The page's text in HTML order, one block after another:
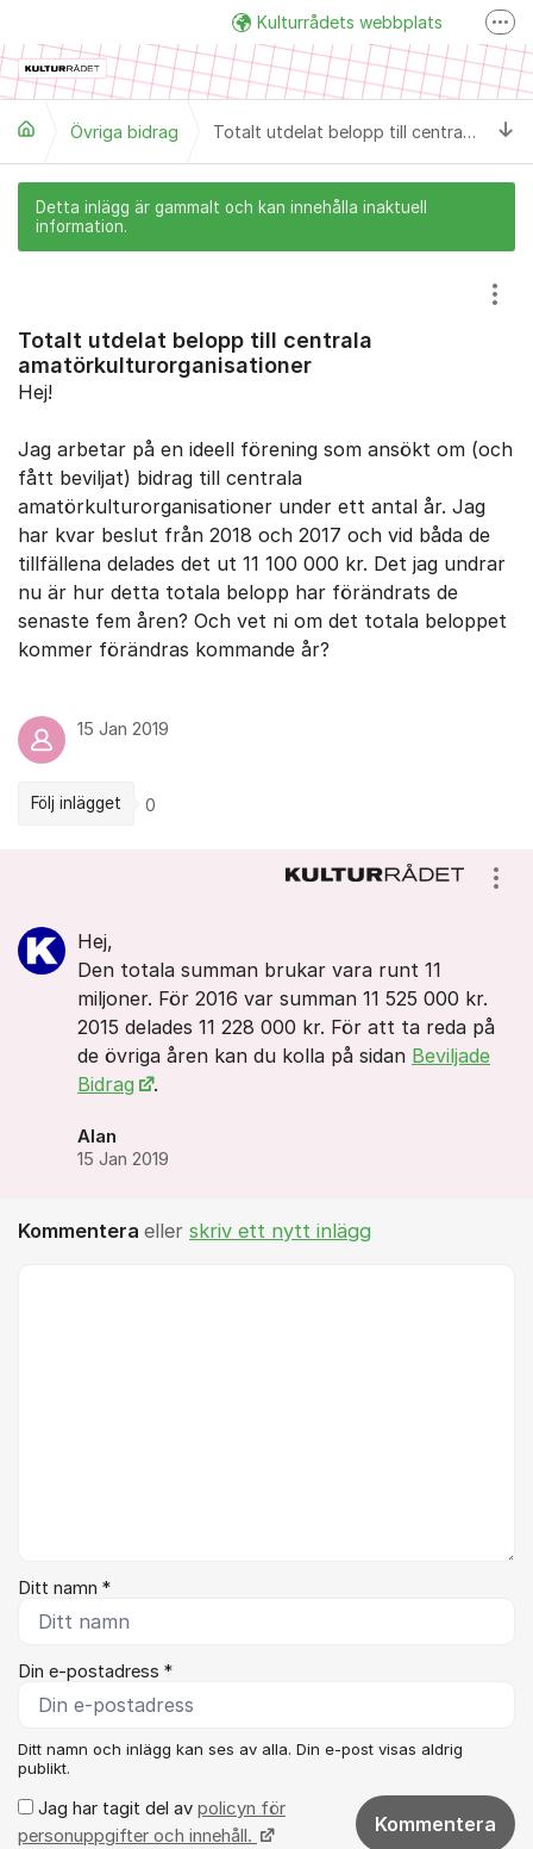
Kulturrådets webbplats
Facebook Twitter
Övriga bidrag Totalt utdelat belopp till centrala amatörkulturorganisationer
Detta inlägg är gammalt och kan innehålla inaktuell
information.
Totalt utdelat belopp till centrala
amatörkulturorganisationer
Hej!
Jag arbetar på en ideell förening som ansökt om (och
fått beviljat) bidrag till centrala
amatörkulturorganisationer under ett antal år. Jag
har kvar beslut från 2018 och 2017 och vid båda de
tillfällena delades det ut 11 100 000 kr. Det jag undrar
nu är hur detta totala belopp har förändrats de
senaste fem åren? Och vet ni om det totala beloppet
kommer förändras kommande år?
15 Jan 2019
Följ inlägget 0
Hej,
Den totala summan brukar vara runt 11
miljoner. För 2016 var summan 11 525 000 kr.
2015 delades 11 228 000 kr. För att ta reda på
de övriga åren kan du kolla på sidan Beviljade
Bidrag
.
Alan
15 Jan 2019
Kommentera eller skriv ett nytt inlägg
Ditt namn *
Din e-postadress *
Ditt namn och inlägg kan ses av alla. Din e-post visas aldrig
publikt.
Jag har tagit del av policyn för
personuppgifter och innehåll.
Kommentera